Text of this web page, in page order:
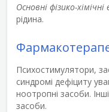
Основні фізико-
рідина.
Психостимулятори,
синдромі дефіциту
ноотропні засоби.
засоби.